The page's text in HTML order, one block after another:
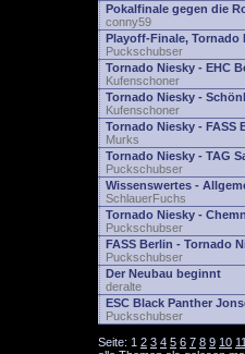
Pokalfinale gegen die
conny59
Playoff-Finale, Tornado
Puckschubser
Tornado Niesky - EHC
Kufenschoner
Tornado Niesky -
Kufenschoner
Tornado Niesky - FASS
Murks
Tornado Niesky - TAG
Puckschubser
Wissenswertes -
SchlauerFuchs
Tornado Niesky -
Puckschubser
FASS Berlin - Tornado
Puckschubser
Der Neubau beginnt
deralte
ESC Black Panther
Puckschubser
Seite: 1 2 3 4 5 6 7 8 9 10 11